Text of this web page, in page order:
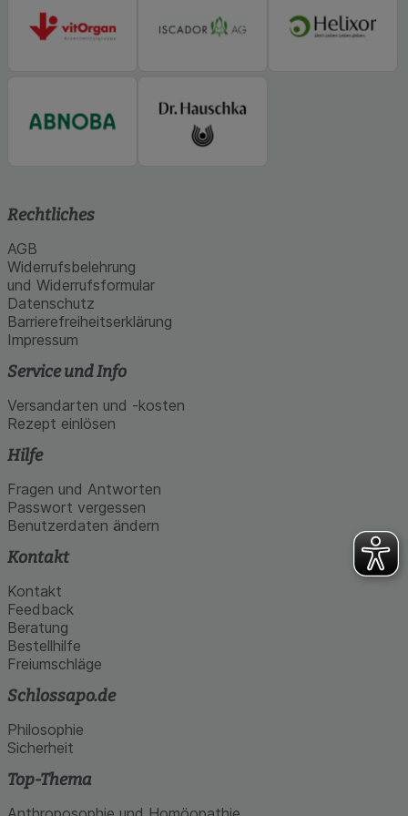
Rechtliches
AGB
Widerrufsbelehrung
und Widerrufsformular
Datenschutz
Barrierefreiheitserklärung
Impressum
Service und Info
Versandarten und -kosten
Rezept einlösen
Hilfe
Fragen und Antworten
Passwort vergessen
Benutzerdaten ändern
Kontakt
Kontakt
Feedback
Beratung
Bestellhilfe
Freiumschläge
Schlossapo.de
Philosophie
Sicherheit
Top-Thema